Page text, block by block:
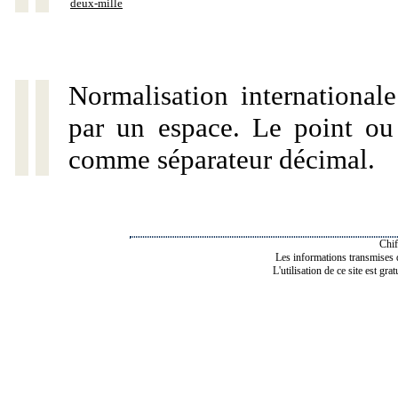
deux-mille
Normalisation
par un espace. Le point
comme séparateur décimal.
Les informations transmises
L'utilisation de ce site est